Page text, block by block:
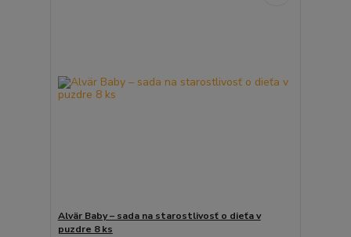
Alvär Baby – sada na starostlivosť o dieťa v
puzdre 8 ks